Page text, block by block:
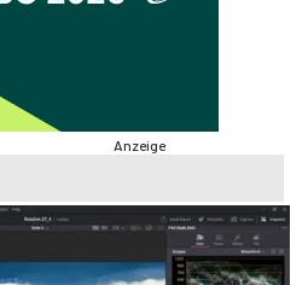
Anzeige